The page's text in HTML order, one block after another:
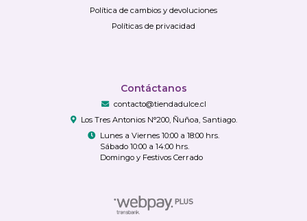
Política de cambios y devoluciones
Políticas de privacidad
Contáctanos
contacto@tiendadulce.cl
Los Tres Antonios N°200, Ñuñoa, Santiago.
Lunes a Viernes 10:00 a 18:00 hrs.
Sábado 10:00 a 14:00 hrs.
Domingo y Festivos Cerrado